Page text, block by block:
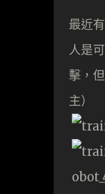
最近
人是
擊，
主）